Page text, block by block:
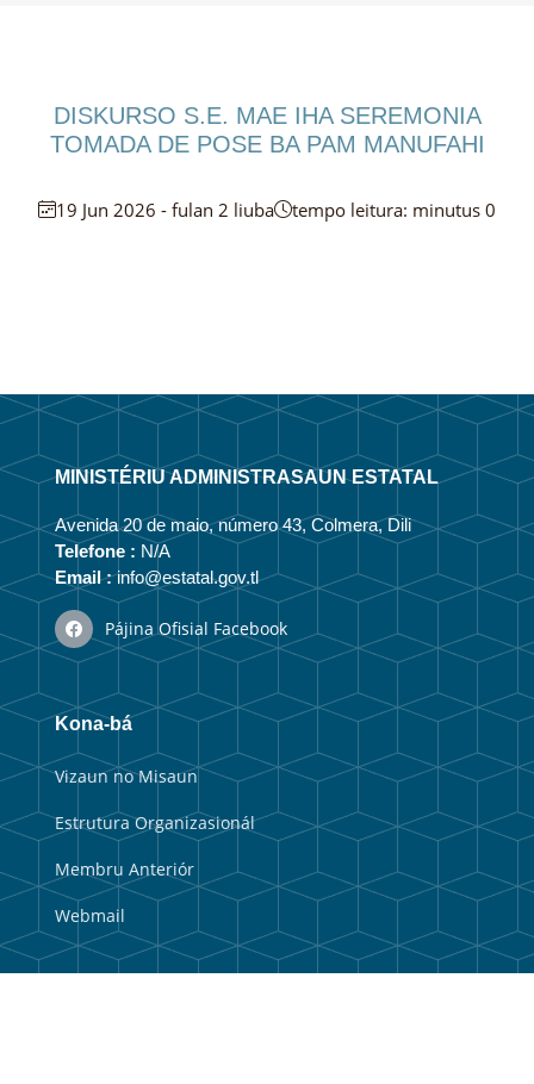
DISKURSO S.E. MAE IHA SEREMONIA
TOMADA DE POSE BA PAM MANUFAHI
19 Jun 2026 - fulan 2 liuba tempo leitura: minutus 0
MINISTÉRIU ADMINISTRASAUN ESTATAL
Avenida 20 de maio, número 43, Colmera, Dili
Telefone : N/A
Email :info@estatal.gov.tl
Pájina Ofisial Facebook
Kona-bá
Vizaun no Misaun
Estrutura Organizasionál
Membru Anteriór
Webmail